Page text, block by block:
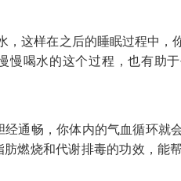
，这样在之后的睡眠过程中，
慢喝水的这个过程，也有助
通畅，你体内的气血循环就
燃烧和代谢排毒的功效，能